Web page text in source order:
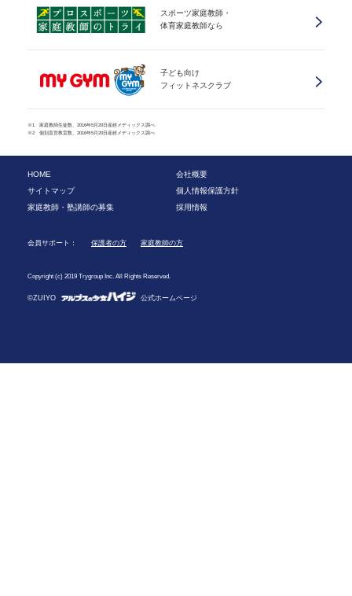
スポーツ家庭教師・
体育家庭教師なら
子ども向け
フィットネスクラブ
※1 家庭教師生徒数、2016年5月20日産經メディックス調べ
※2 個別直営教室数、2016年5月20日産經メディックス調べ
HOME
会社概要
サイトマップ
個人情報保護方針
家庭教師・塾講師の募集
採用情報
会員サポート： 保護者の方 家庭教師の方
Copyright (c) 2019 Trygroup Inc. All Rights Reserved.
©ZUIYO 公式ホームページ